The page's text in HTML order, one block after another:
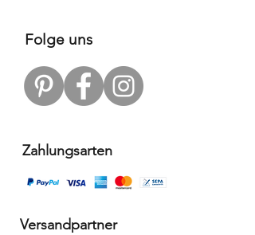
Folge uns
Zahlungsarten
Versandpartner